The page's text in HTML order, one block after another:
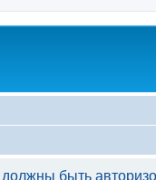
быть